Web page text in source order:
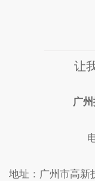
让
广
地址：广州市高新